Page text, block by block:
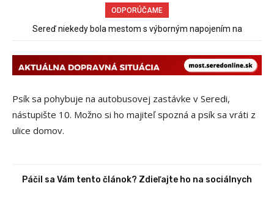
ODPORÚČAME
Sereď niekedy bola mestom s výborným napojením na
Psík sa pohybuje na autobusovej zastávke v Seredi,
nástupište 10. Možno si ho majiteľ spozná a psík sa vráti z
ulice domov.
Páčil sa Vám tento článok? Zdieľajte ho na sociálnych